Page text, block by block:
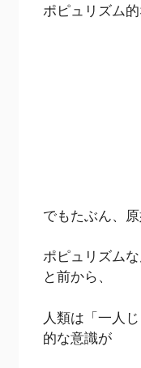
ポピュリズム
でもたぶん、原
ポピュリズム
と前から、
人類は「一人
的な意識が